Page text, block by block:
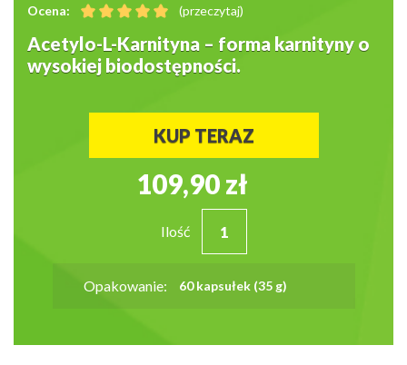
Ocena: (przeczytaj)
Acetylo-L-Karnityna – forma karnityny o
wysokiej biodostępności.
KUP TERAZ
109,90 zł
Ilość
Opakowanie: 60 kapsułek (35 g)